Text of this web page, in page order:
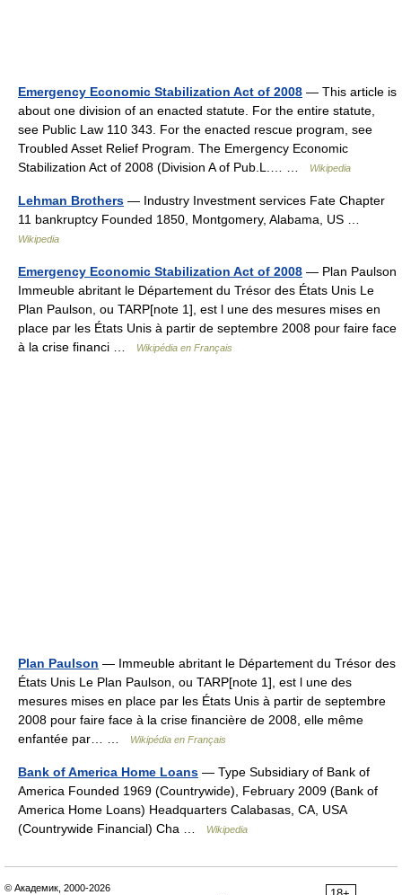
Emergency Economic Stabilization Act of 2008 — This article is
about one division of an enacted statute. For the entire statute,
see Public Law 110 343. For the enacted rescue program, see
Troubled Asset Relief Program. The Emergency Economic
Stabilization Act of 2008 (Division A of Pub.L.… …
Wikipedia
Lehman Brothers — Industry Investment services Fate Chapter
11 bankruptcy Founded 1850, Montgomery, Alabama, US …
Wikipedia
Emergency Economic Stabilization Act of 2008 — Plan Paulson
Immeuble abritant le Département du Trésor des États Unis Le
Plan Paulson, ou TARP[note 1], est l une des mesures mises en
place par les États Unis à partir de septembre 2008 pour faire face
à la crise financi …
Wikipédia en Français
Plan Paulson — Immeuble abritant le Département du Trésor des
États Unis Le Plan Paulson, ou TARP[note 1], est l une des
mesures mises en place par les États Unis à partir de septembre
2008 pour faire face à la crise financière de 2008, elle même
enfantée par… …
Wikipédia en Français
Bank of America Home Loans — Type Subsidiary of Bank of
America Founded 1969 (Countrywide), February 2009 (Bank of
America Home Loans) Headquarters Calabasas, CA, USA
(Countrywide Financial) Cha …
Wikipedia
© Академик, 2000-2026